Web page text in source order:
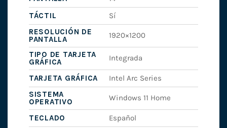
TÁCTIL
Sí
RESOLUCIÓN DE
PANTALLA
1920×1200
TIPO DE TARJETA
GRÁFICA
Integrada
TARJETA GRÁFICA
Intel Arc Series
SISTEMA
OPERATIVO
Windows 11 Home
TECLADO
Español